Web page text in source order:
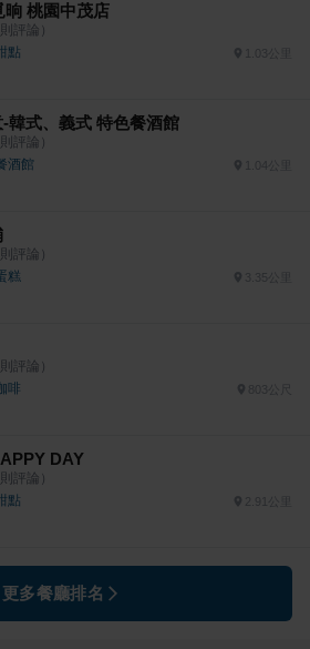
晌 桃園中茂店
則評論）
點
韓式、義式 特色餐酒館
則評論）
酒館 1.04公里
則評論）
糕 3.35公里
則評論）
啡
DAY
則評論）
點
更多餐廳排名